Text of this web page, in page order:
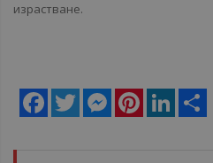
израстване.
Facebook
Twitter MessengerPinterestLinkedIn